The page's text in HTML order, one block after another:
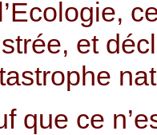
et
que ce